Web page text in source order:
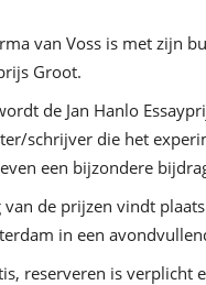
van Voss is met zijn
Groot.
de Jan Hanlo
schrijver die het
een bijzondere
van de prijzen vindt
in een
reserveren is verplicht